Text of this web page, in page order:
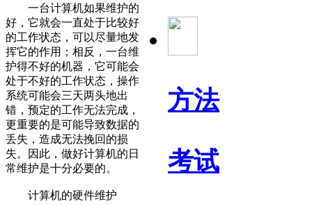
方法
考试
一台计算机如果维护的
好，它就会一直处于比较好
的工作状态，可以尽量地发
挥它的作用；相反，一台维
护得不好的机器，它可能会
处于不好的工作状态，操作
系统可能会三天两头地出
错，预定的工作无法完成，
更重要的是可能导致数据的
丢失，造成无法挽回的损
失。因此，做好计算机的日
常维护是十分必要的。
计算机的硬件维护